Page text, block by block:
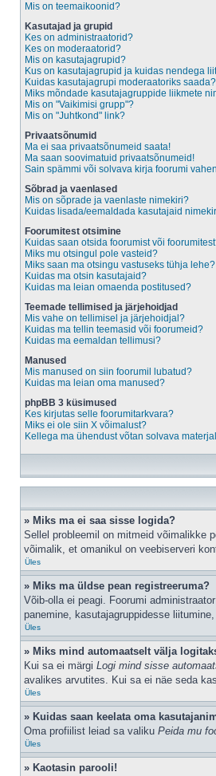
Mis on teemaikoonid?
Kasutajad ja grupid
Kes on administraatorid?
Kes on moderaatorid?
Mis on kasutajagrupid?
Kus on kasutajagrupid ja kuidas nendega
Kuidas kasutajagrupi moderaatoriks saada?
Miks mõndade kasutajagruppide liikmete
Mis on "Vaikimisi grupp"?
Mis on "Juhtkond" link?
Privaatsõnumid
Ma ei saa privaatsõnumeid saata!
Ma saan soovimatuid privaatsõnumeid!
Sain spämmi või solvava kirja foorumi
Sõbrad ja vaenlased
Mis on sõprade ja vaenlaste nimekiri?
Kuidas lisada/eemaldada kasutajaid
Foorumitest otsimine
Kuidas saan otsida foorumist või
Miks mu otsingul pole vasteid?
Miks saan ma otsingu vastuseks tühja lehe?
Kuidas ma otsin kasutajaid?
Kuidas ma leian omaenda postitused?
Teemade tellimised ja järjehoidjad
Mis vahe on tellimisel ja järjehoidjal?
Kuidas ma tellin teemasid või foorumeid?
Kuidas ma eemaldan tellimusi?
Manused
Mis manused on siin foorumil lubatud?
Kuidas ma leian oma manused?
phpBB 3 küsimused
Kes kirjutas selle foorumitarkvara?
Miks ei ole siin X võimalust?
Kellega ma ühendust võtan solvava
» Miks ma ei saa sisse logida?
Sellel probleemil on mitmeid võimalikke
võimalik, et omanikul on veebiserveri
Üles
» Miks ma üldse pean registreeruma?
Võib-olla ei peagi. Foorumi
panemine, kasutajagruppidesse
Üles
» Miks mind automaatselt välja
Kui sa ei märgi Logi mind sisse
avalikes arvutites. Kui sa ei näe seda
Üles
» Kuidas saan keelata oma
Oma profiilist leiad sa valiku Peida mu
Üles
» Kaotasin parooli!